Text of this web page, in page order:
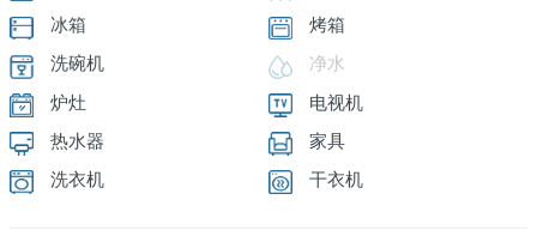
冰箱
烤箱
洗碗机
净水
炉灶
电视机
热水器
家具
洗衣机
干衣机